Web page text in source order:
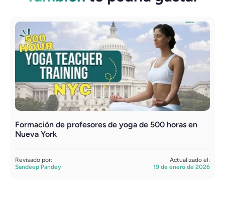
Formación de profesores de yoga de 500 horas en
Nueva York
Revisado por:
Sandeep Pandey
Actualizado el:
19 de enero de 2026